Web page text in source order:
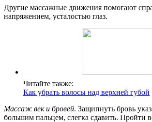
Другие массажные движения помогают
напряжением, усталостью глаз.
Читайте также:
Как убрать волосы над верхней губой
Массаж век и бровей. Защипнуть бровь
большим пальцем, слегка сдавить. Пройти